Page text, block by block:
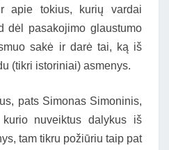
apie tokius, kurių vardai
dėl pasakojimo glaustumo
sakė ir darė tai, ką iš
(tikri istoriniai) asmenys.
pats Simonas Simoninis,
kurio nuveiktus dalykus iš
tam tikru požiūriu taip pat